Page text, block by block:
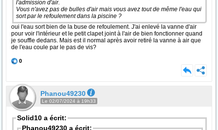
l'admission d'air.
Vous n'avez pas de bulles d'air mais vous avez tout de même l'eau qui
sort par le refoulement dans la piscine ?
oui l'eau sort bien de la buse de refoulement. J'ai enlevé la vanne d'air
pour voir l'intérieur et le petit clapet joint à l'air de bien fonctionner quand
je souffle dedans. Mais est il normal après avoir retiré la vanne à air que
de l'eau coule par le pas de vis?
0
Phanou49230
Le 02/07/2024 à 19h33
Solid10 a écrit:
Phanou49230 a écrit: